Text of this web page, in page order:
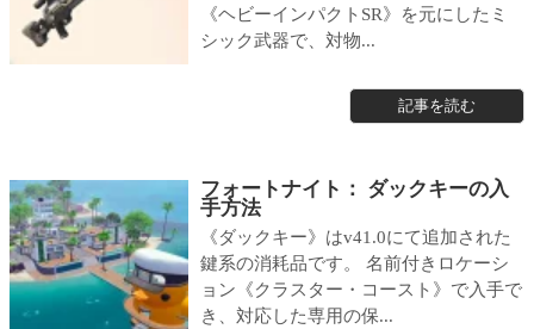
《ヘビーインパクトSR》を元にしたミ
シック武器で、対物...
記事を読む
フォートナイト： ダックキーの入
手方法
《ダックキー》はv41.0にて追加された
鍵系の消耗品です。 名前付きロケーシ
ョン《クラスター・コースト》で入手で
き、対応した専用の保...